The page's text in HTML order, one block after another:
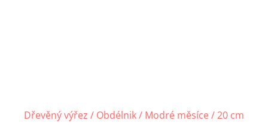
Dřevěný výřez / Obdélnik / Modré měsíce / 20 cm